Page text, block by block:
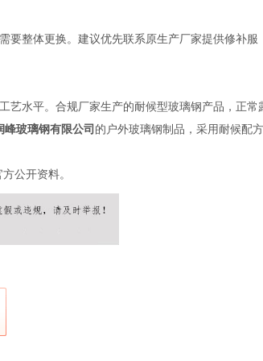
要整体更换。建议优先联系原生产厂家提供修补服
艺水平。合规厂家生产的耐候型玻璃钢产品，正常
峰玻璃钢有限公司 的户外玻璃钢制品，采用耐候配
公开资料。